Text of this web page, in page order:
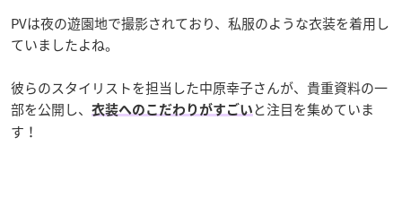
PVは夜の遊園地で撮影されており、私服のような衣装を着用し
ていましたよね。
彼らのスタイリストを担当した中原幸子さんが、貴重資料の一
部を公開し、
衣装へのこだわりがすごい と注目を集めていま
す！